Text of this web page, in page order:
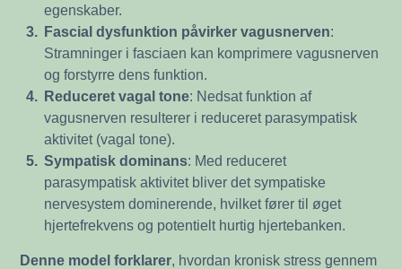
egenskaber.
3.
Fascial dysfunktion påvirker vagusnerven:
Stramninger i fasciaen kan komprimere vagusnerven
og forstyrre dens funktion.
4.
Reduceret vagal tone: Nedsat funktion af
vagusnerven resulterer i reduceret parasympatisk
aktivitet (vagal tone).
5.
Sympatisk dominans: Med reduceret
parasympatisk aktivitet bliver det sympatiske
nervesystem dominerende, hvilket fører til øget
hjertefrekvens og potentielt hurtig hjertebanken.
Denne model forklarer , hvordan kronisk stress gennem